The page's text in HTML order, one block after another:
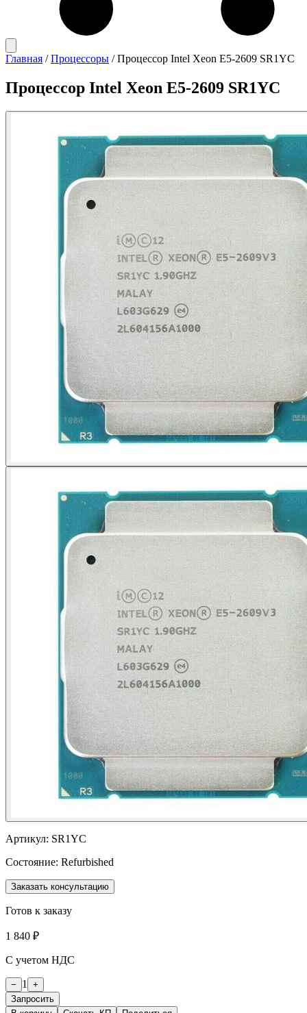
Главная / Процессоры / Процессор Intel Xeon E5-2609 SR1YC
Процессор Intel Xeon E5-2609 SR1YC
Артикул: SR1YC
Состояние: Refurbished
Заказать консультацию
Готов к заказу
1 840 ₽
С учетом НДС
− 1
+
Запросить